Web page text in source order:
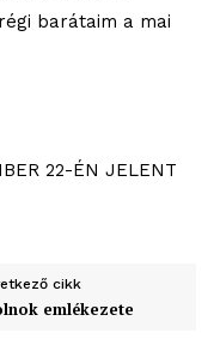
barátaim a mai
22-ÉN JELENT
cikk
emlékezete